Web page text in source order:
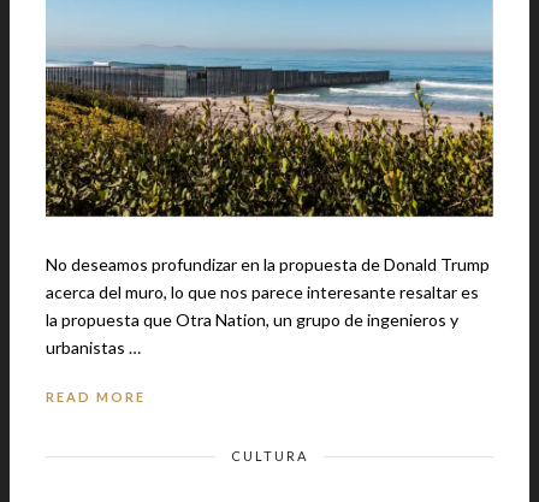
No deseamos profundizar en la propuesta de Donald Trump
acerca del muro, lo que nos parece interesante resaltar es
la propuesta que Otra Nation, un grupo de ingenieros y
urbanistas …
READ MORE
CULTURA